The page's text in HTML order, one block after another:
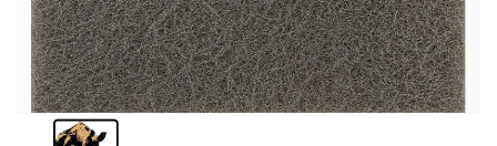
Abdecken
Spachteln
Lackieren